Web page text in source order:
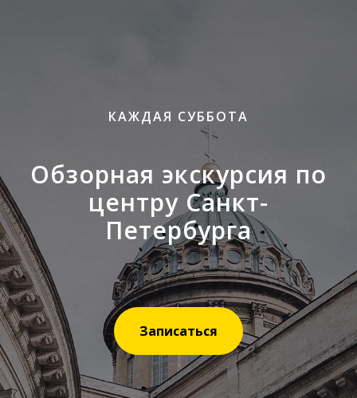
КАЖДАЯ СУББОТА
Обзорная экскурсия по
центру Санкт-
Петербурга
Записаться